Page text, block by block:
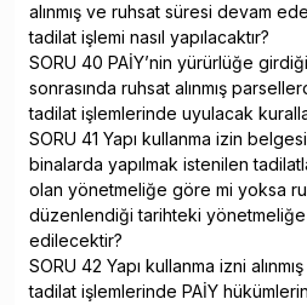
alınmış ve ruhsat süresi devam
tadilat işlemi nasıl yapılacaktır?
SORU 40 PAİY’nin yürürlüğe
sonrasında ruhsat alınmış
tadilat işlemlerinde uyulacak
SORU 41 Yapı kullanma izin
binalarda yapılmak istenilen
olan yönetmeliğe göre mi yoksa
düzenlendiği tarihteki
edilecektir?
SORU 42 Yapı kullanma izni
tadilat işlemlerinde PAİY